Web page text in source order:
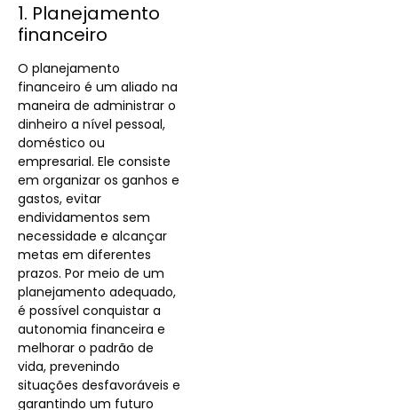
1. Planejamento
financeiro
O planejamento
financeiro é um aliado na
maneira de administrar o
dinheiro a nível pessoal,
doméstico ou
empresarial. Ele consiste
em organizar os ganhos e
gastos, evitar
endividamentos sem
necessidade e alcançar
metas em diferentes
prazos. Por meio de um
planejamento adequado,
é possível conquistar a
autonomia financeira e
melhorar o padrão de
vida, prevenindo
situações desfavoráveis e
garantindo um futuro